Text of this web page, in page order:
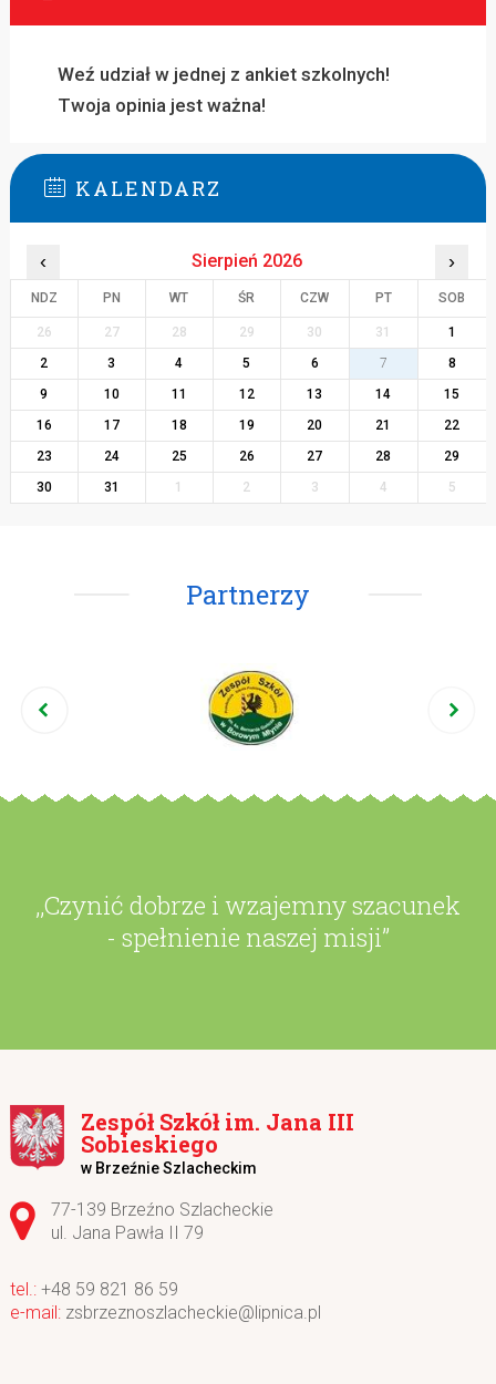
Weź udział w jednej z ankiet szkolnych!
Twoja opinia jest ważna!
KALENDARZ
‹ Sierpień 2026 ›
NDZ PN WT ŚR CZW PT SOB
26 27 28 29 30 31
1
2
3 4 5 6 7
8
9
10 11 12 13 14
15
16
17 18 19 20 21
22
23
24 25 26 27 28
29
30
31 1 2 3 4 5
Partnerzy
,,Czynić dobrze i wzajemny szacunek
- spełnienie naszej misji”
Zespół Szkół im. Jana III
Sobieskiego
w Brzeźnie Szlacheckim
Adres pocztowy:
77-139 Brzeźno Szlacheckie
ul. Jana Pawła II 79
+48 59 821 86 59
zsbrzeznoszlacheckie@lipnica.pl